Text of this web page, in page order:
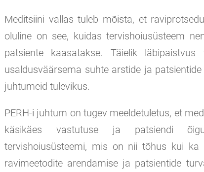
Meditsiini vallas tuleb mõista, et
oluline on see, kuidas tervishoiusüsteem
patsiente kaasatakse. Täielik
usaldusväärsema suhte arstide ja
juhtumeid tulevikus.
PERH-i juhtum on tugev meeldetuletus, et
käsikäes vastutuse ja patsiendi
tervishoiusüsteemi, mis on nii tõhus kui ka
ravimeetodite arendamise ja patsientide